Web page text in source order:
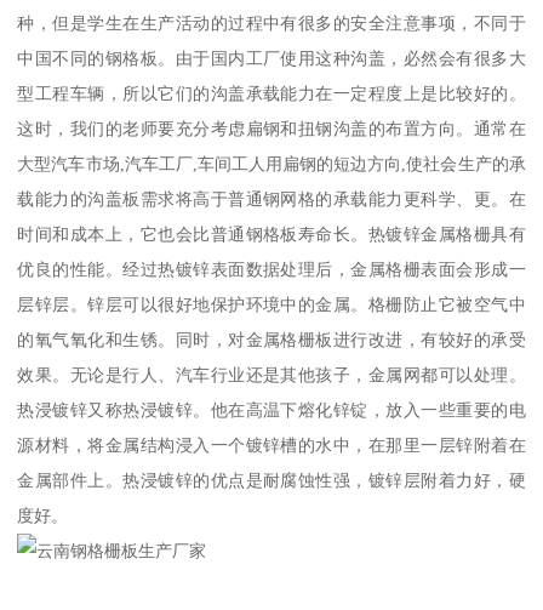
种，但是学生在生产活动的过程中有很多的安全注意事项，不同于
中国不同的钢格板。由于国内工厂使用这种沟盖，必然会有很多大
型工程车辆，所以它们的沟盖承载能力在一定程度上是比较好的。
这时，我们的老师要充分考虑扁钢和扭钢沟盖的布置方向。通常在
大型汽车市场,汽车工厂,车间工人用扁钢的短边方向,使社会生产的承
载能力的沟盖板需求将高于普通钢网格的承载能力更科学、更。在
时间和成本上，它也会比普通钢格板寿命长。热镀锌金属格栅具有
优良的性能。经过热镀锌表面数据处理后，金属格栅表面会形成一
层锌层。锌层可以很好地保护环境中的金属。格栅防止它被空气中
的氧气氧化和生锈。同时，对金属格栅板进行改进，有较好的承受
效果。无论是行人、汽车行业还是其他孩子，金属网都可以处理。
热浸镀锌又称热浸镀锌。他在高温下熔化锌锭，放入一些重要的电
源材料，将金属结构浸入一个镀锌槽的水中，在那里一层锌附着在
金属部件上。热浸镀锌的优点是耐腐蚀性强，镀锌层附着力好，硬
度好。